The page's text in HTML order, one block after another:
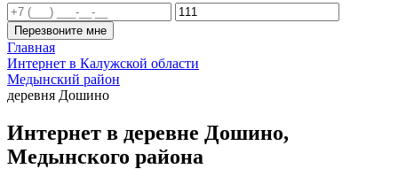
Перезвоните мне
Главная
Интернет в Калужской области
Медынский район
деревня Дошино
Интернет в деревне Дошино,
Медынского района